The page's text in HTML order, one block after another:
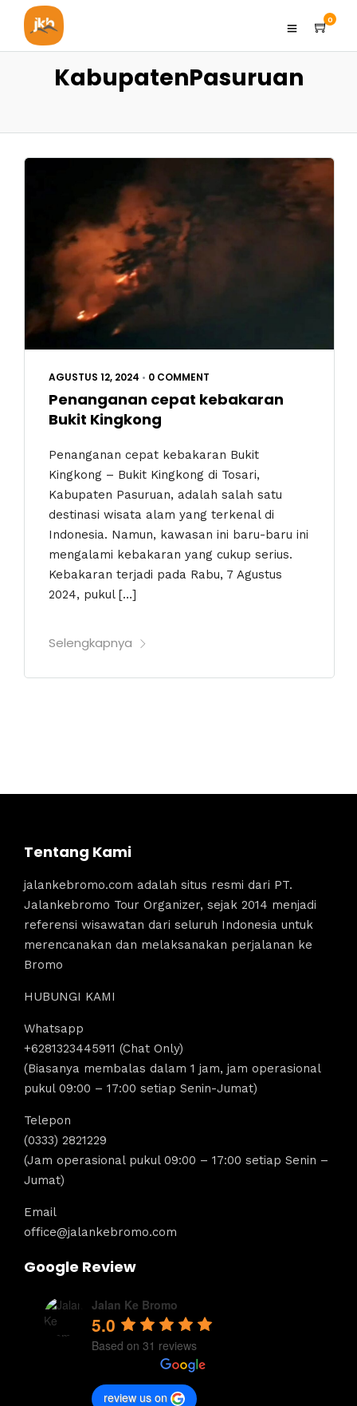
0
KabupatenPasuruan
AGUSTUS 12, 2024 • 0 COMMENT
Penanganan cepat kebakaran
Bukit Kingkong
Penanganan cepat kebakaran Bukit
Kingkong – Bukit Kingkong di Tosari,
Kabupaten Pasuruan, adalah salah satu
destinasi wisata alam yang terkenal di
Indonesia. Namun, kawasan ini baru-baru ini
mengalami kebakaran yang cukup serius.
Kebakaran terjadi pada Rabu, 7 Agustus
2024, pukul […]
Selengkapnya
Tentang Kami
jalankebromo.com adalah situs resmi dari PT.
Jalankebromo Tour Organizer, sejak 2014 menjadi
referensi wisawatan dari seluruh Indonesia untuk
merencanakan dan melaksanakan perjalanan ke
Bromo
HUBUNGI KAMI
Whatsapp
+6281323445911 (Chat Only)
(Biasanya membalas dalam 1 jam, jam operasional
pukul 09:00 – 17:00 setiap Senin-Jumat)
Telepon
(0333) 2821229
(Jam operasional pukul 09:00 – 17:00 setiap Senin –
Jumat)
Email
office@jalankebromo.com
Google Review
Jalan Ke Bromo
5.0
Based on 31 reviews
review us on